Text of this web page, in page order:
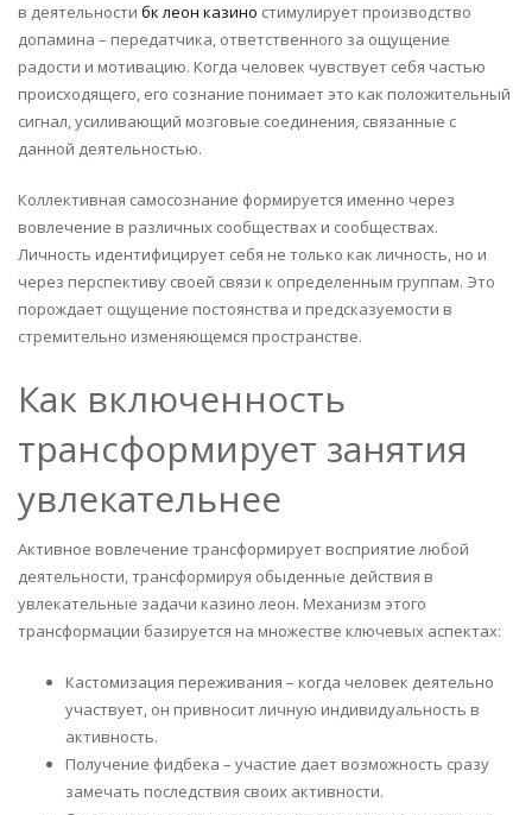
в деятельности бк леон казино стимулирует производство
допамина – передатчика, ответственного за ощущение
радости и мотивацию. Когда человек чувствует себя частью
происходящего, его сознание понимает это как положительный
сигнал, усиливающий мозговые соединения, связанные с
данной деятельностью.
Коллективная самосознание формируется именно через
вовлечение в различных сообществах и сообществах.
Личность идентифицирует себя не только как личность, но и
через перспективу своей связи к определенным группам. Это
порождает ощущение постоянства и предсказуемости в
стремительно изменяющемся пространстве.
Как включенность
трансформирует занятия
увлекательнее
Активное вовлечение трансформирует восприятие любой
деятельности, трансформируя обыденные действия в
увлекательные задачи казино леон. Механизм этого
трансформации базируется на множестве ключевых аспектах:
Кастомизация переживания – когда человек деятельно
участвует, он привносит личную индивидуальность в
активность.
Получение фидбека – участие дает возможность сразу
замечать последствия своих активности.